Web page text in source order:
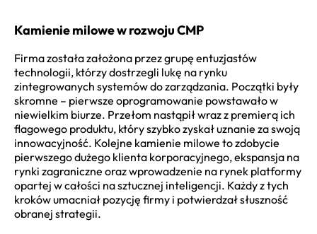
Kamienie milowe w rozwoju CMP
Firma została założona przez grupę entuzjastów
technologii, którzy dostrzegli lukę na rynku
zintegrowanych systemów do zarządzania. Początki były
skromne – pierwsze oprogramowanie powstawało w
niewielkim biurze. Przełom nastąpił wraz z premierą ich
flagowego produktu, który szybko zyskał uznanie za swoją
innowacyjność. Kolejne kamienie milowe to zdobycie
pierwszego dużego klienta korporacyjnego, ekspansja na
rynki zagraniczne oraz wprowadzenie na rynek platformy
opartej w całości na sztucznej inteligencji. Każdy z tych
kroków umacniał pozycję firmy i potwierdzał słuszność
obranej strategii.